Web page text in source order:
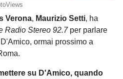
Verona, Maurizio Setti, ha
Radio Stereo 92.7per parlare
ormai prossimo a
su D'Amico, quando